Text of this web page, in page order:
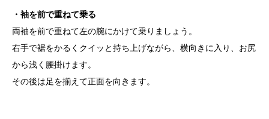
・袖を前で重ねて乗る
両袖を前で重ねて左の腕にかけて乗りましょう。
右手で裾をかるくクイッと持ち上げながら、横向きに入り、お尻
から浅く腰掛けます。
その後は足を揃えて正面を向きます。